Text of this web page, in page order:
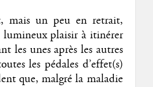
mais un peu en retrait,
lumineux plaisir à itinérer
les unes après les autres
les pédales d’effet(s)
que, malgré la maladie